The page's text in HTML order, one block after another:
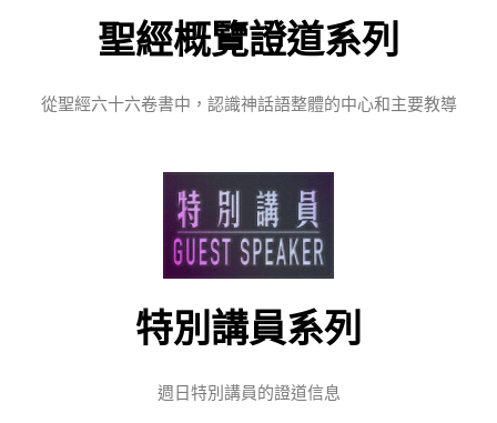
聖經概覽證道系列
從聖經六十六卷書中，認識神話語整體的中心和主要教導
特別講員系列
週日特別講員的證道信息